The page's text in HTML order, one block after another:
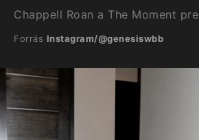
Chappell Roan a The Moment
Forrás Instagram/@genesiswbb